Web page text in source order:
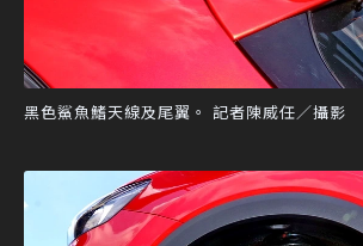
黑色鯊魚鰭天線及尾翼。 記者陳威任／攝影